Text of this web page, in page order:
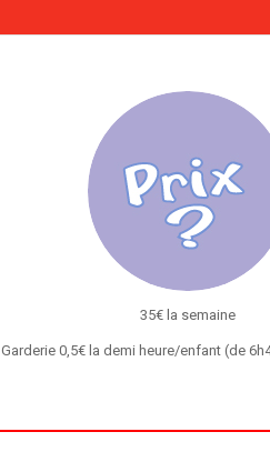
35€ la semaine
Garderie 0,5€ la demi heure/enfant (de